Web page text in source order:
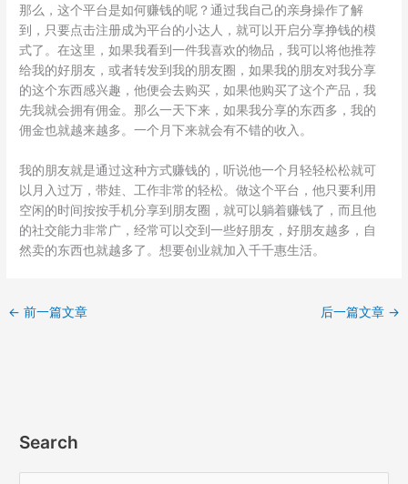
那么，这个平台是如何赚钱的呢？通过我自己的亲身操作了解
到，只要点击注册成为平台的小达人，就可以开启分享挣钱的模
式了。在这里，如果我看到一件我喜欢的物品，我可以将他推荐
给我的好朋友，或者转发到我的朋友圈，如果我的朋友对我分享
的这个东西感兴趣，他便会去购买，如果他购买了这个产品，我
先我就会拥有佣金。那么一天下来，如果我分享的东西多，我的
佣金也就越来越多。一个月下来就会有不错的收入。
我的朋友就是通过这种方式赚钱的，听说他一个月轻轻松松就可
以月入过万，带娃、工作非常的轻松。做这个平台，他只要利用
空闲的时间按按手机分享到朋友圈，就可以躺着赚钱了，而且他
的社交能力非常广，经常可以交到一些好朋友，好朋友越多，自
然卖的东西也就越多了。想要创业就加入千千惠生活。
← 前一篇文章 后一篇文章 →
Search